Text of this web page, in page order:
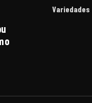
Variedades